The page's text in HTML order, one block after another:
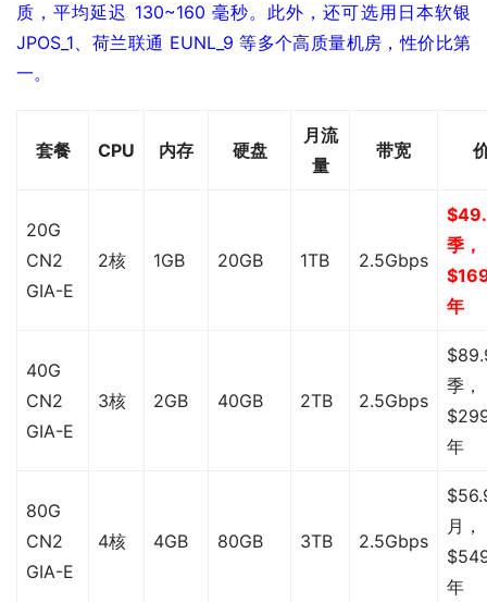
质，平均延迟 130~160 毫秒。此外，还可选用日本软银
JPOS_1、荷兰联通 EUNL_9 等多个高质量机房，性价比第
一。
套餐 CPU 内存 硬盘
月流
量
带宽
20G
CN2
GIA-E
2核 1GB 20GB 1TB 2.5Gbps
季，
年
40G
CN2
GIA-E
3核 2GB 40GB 2TB 2.5Gbps
季，
年
80G
CN2
GIA-E
4核 4GB 80GB 3TB 2.5Gbps
月，
年